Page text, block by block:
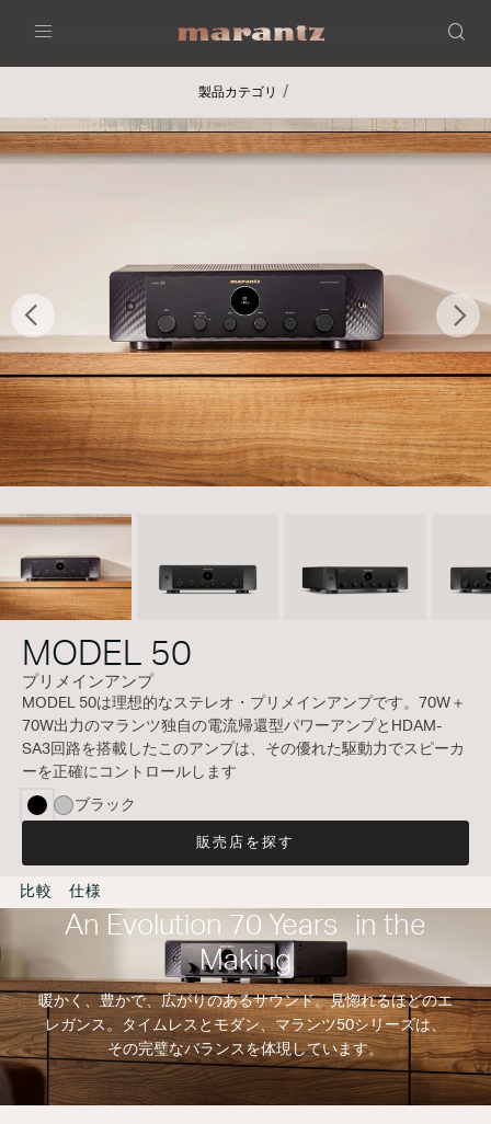
製品カテゴリ
前へ 次
MODEL 50
プリメインアンプ
MODEL 50は理想的なステレオ・プリメインアンプです。70W＋
70W出力のマランツ独自の電流帰還型パワーアンプとHDAM-
SA3回路を搭載したこのアンプは、その優れた駆動力でスピーカ
ーを正確にコントロールします
selected
ブラック
販売店を探す
比較 仕様
An Evolution 70 Years in the
Making
暖かく、豊かで、広がりのあるサウンド。見惚れるほどのエ
レガンス。タイムレスとモダン、マランツ50シリーズは、
その完璧なバランスを体現しています。